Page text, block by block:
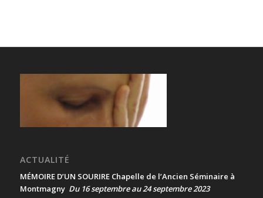
ACTUALITÉ
MÉMOIRE D’UN SOURIRE Chapelle de l’Ancien Séminaire à
Montmagny Du 16 septembre au 24 septembre 2023